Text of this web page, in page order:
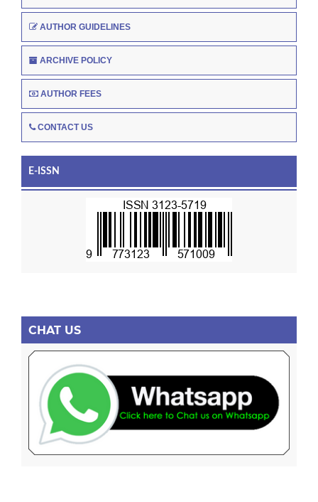
AUTHOR GUIDELINES
ARCHIVE POLICY
AUTHOR FEES
CONTACT US
E-ISSN
CHAT US